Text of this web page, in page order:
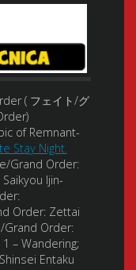
( フェイト/グ
of Remnant-
Stay Night.
Grand Order:
Ijin-
Order: Zettai
Grand Order:
– Wandering;
Entaku